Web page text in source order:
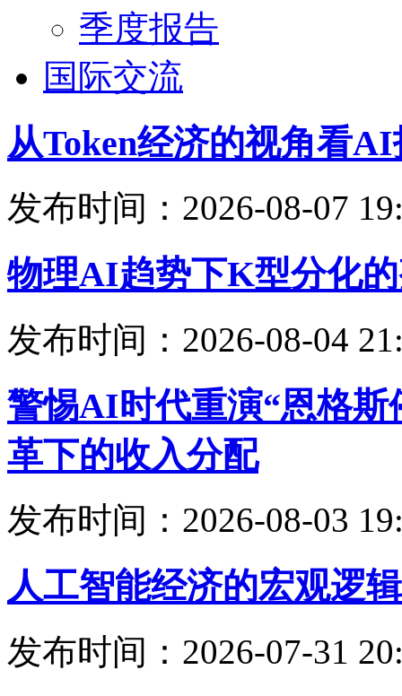
季度报告
国际交流
从Token经济的视角看
发布时间：2026-08-07
物理AI趋势下K型分化
发布时间：2026-08-04
警惕AI时代重演“恩格
革下的收入分配
发布时间：2026-08-03
人工智能经济的宏观逻
发布时间：2026-07-31